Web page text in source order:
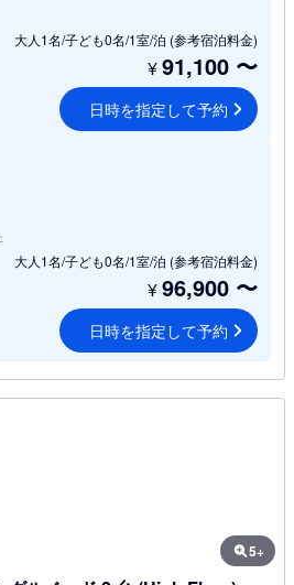
大人1名/子ども0名/1室/泊 (参考宿泊料金)
¥91,100 〜
日時を指定して予約
大人1名/子ども0名/1室/泊 (参考宿泊料金)
¥96,900 〜
日時を指定して予約
5+